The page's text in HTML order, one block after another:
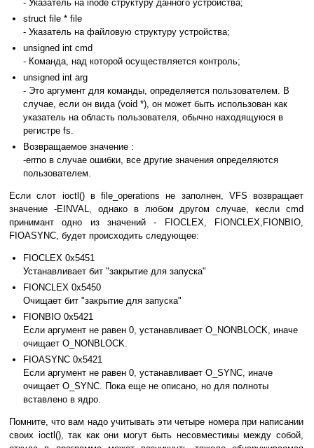
- Указатель на inode структуру данного устройства;
struct file * file
- Указатель на файловую структуру устройства;
unsigned int cmd
- Команда, над которой осуществляется контроль;
unsigned int arg
- Это аргумент для команды, определяется пользователем. В
случае, если он вида (void *), он может быть использован как
указатель на область пользователя, обычно находящуюся в
регистре fs.
Возвращаемое значение :
-errno в случае ошибки, все другие значения определяются
пользователем.
Если слот ioctl() в file_operations не заполнен, VFS возвращает
значение -EINVAL, однако в любом другом случае, кесли cmd
принимант одно из значений - FIOCLEX, FIONCLEX,FIONBIO,
FIOASYNC, будет происходить следующее:
FIOCLEX 0x5451
Устанавливает бит "закрытие для запуска"
FIONCLEX 0x5450
Очищает бит "закрытие для запуска"
FIONBIO 0x5421
Если аргумент не равен 0, устанавливает O_NONBLOCK, иначе
очищает O_NONBLOCK.
FIOASYNC 0x5421
Если аргумент не равен 0, устанавливает O_SYNC, иначе
очищает O_SYNC. Пока еще не описано, но для полноты
вставлено в ядро.
Помните, что вам надо учитывать эти четыре номера при написании
своих ioctl(), так как они могут быть несовместимы между собой,